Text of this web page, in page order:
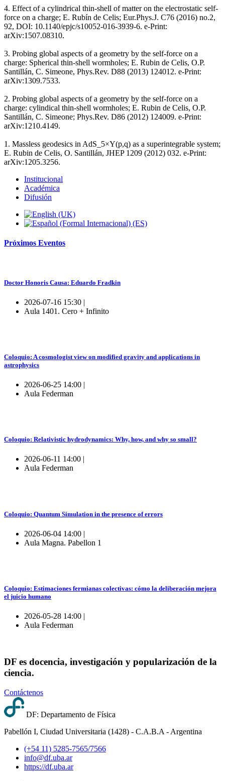
4. Effect of a cylindrical thin-shell of matter on the electrostatic self-
force on a charge; E. Rubín de Celis; Eur.Phys.J. C76 (2016) no.2,
92, DOI: 10.1140/epjc/s10052-016-3939-6. e-Print:
arXiv:1507.08310.
3. Probing global aspects of a geometry by the self-force on a
charge: Spherical thin-shell wormholes; E. Rubin de Celis, O.P.
Santillán, C. Simeone, Phys.Rev. D88 (2013) 124012. e-Print:
arXiv:1309.7533.
2. Probing global aspects of a geometry by the self-force on a
charge: cylindical thin-shell wormholes; E. Rubin de Celis, O.P.
Santillán, C. Simeone; Phys.Rev. D86 (2012) 124009. e-Print:
arXiv:1210.4149.
1. Massless geodesics in AdS_5×Y(p,q) as a superintegrable system;
E. Rubin de Celis, O. Santillán, JHEP 1209 (2012) 032. e-Print:
arXiv:1205.3256.
Institucional
Académica
Difusión
Próximos Eventos
Doctor Honoris Causa: Eduardo Fradkin
2026-07-16 15:30 |
Aula 1401. Cero + Infinito
Coloquio: A cosmologist view on modified gravity and applications in
astrophysics
2026-06-25 14:00 |
Aula Federman
Coloquio: Relativistic hydrodynamics: Why, how, and why so small?
2026-06-11 14:00 |
Aula Federman
Coloquio: Quantum Simulation in the presence of errors
2026-06-04 14:00 |
Aula Magna. Pabellon 1
Coloquio: Estimaciones fermianas colectivas: cómo la deliberación mejora
el juicio humano
2026-05-28 14:00 |
Aula Federman
DF es docencia, investigación y popularización de la
ciencia.
Contáctenos
DF: Departamento de Física
Pabellón I, Ciudad Universitaria (1428) - C.A.B.A - Argentina
(+54 11) 5285-7565/7566
info@df.uba.ar
https://df.uba.ar